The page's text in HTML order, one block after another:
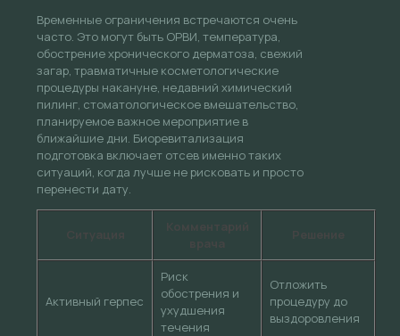
Временные ограничения встречаются очень
часто. Это могут быть ОРВИ, температура,
обострение хронического дерматоза, свежий
загар, травматичные косметологические
процедуры накануне, недавний химический
пилинг, стоматологическое вмешательство,
планируемое важное мероприятие в
ближайшие дни. Биоревитализация
подготовка включает отсев именно таких
ситуаций, когда лучше не рисковать и просто
перенести дату.
Комментарий
Активный герпес
Риск
обострения и
ухудшения
течения
Отложить
процедуру до
выздоровления